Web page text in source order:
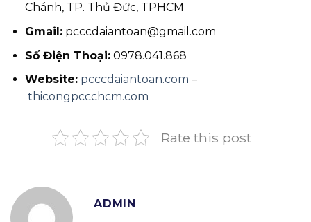
Chánh, TP. Thủ Đức, TPHCM
Gmail:pcccdaiantoan@gmail.com
Số Điện Thoại:0978.041.868
Website: pcccdaiantoan.com –
thicongpccchcm.com
Rate this post
ADMIN